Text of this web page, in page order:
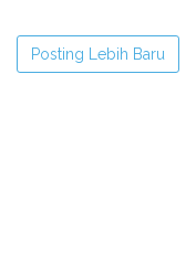
Posting Lebih Baru